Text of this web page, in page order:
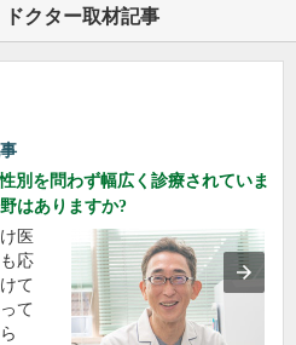
ドクター取材記事
別を問わず幅広く診療されていま
はありますか?
医
応
て
て